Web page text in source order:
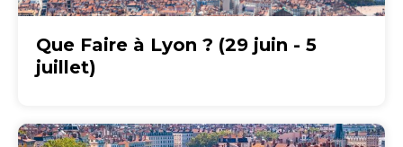
Que Faire à Lyon ? (29 juin - 5
juillet)